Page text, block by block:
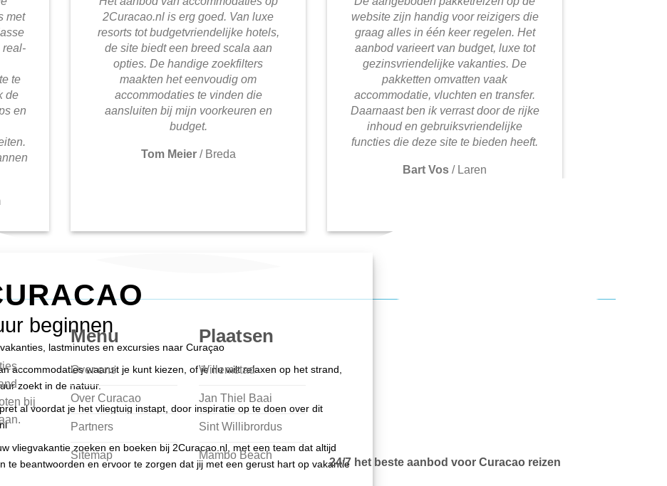
met
real-
te
de
en
2Curacao.nl is erg goed. Van luxe
resorts tot budgetvriendelijke hotels,
de site biedt een breed scala aan
opties. De handige zoekfilters
maakten het eenvoudig om
accommodaties te vinden die
aansluiten bij mijn voorkeuren en
budget.
Tom Meier / Breda
website zijn handig voor reizigers die
graag alles in één keer regelen. Het
aanbod varieert van budget, luxe tot
gezinsvriendelijke vakanties. De
pakketten omvatten vaak
accommodatie, vluchten en transfer.
Daarnaast ben ik verrast door de rijke
inhoud en gebruiksvriendelijke
functies die deze site te bieden heeft.
Bart Vos / Laren
beginnen
lastminutes en excursies naar Curaçao
accommodaties waaruit je kunt kiezen, of je nu wilt relaxen op het strand,
zoekt in de natuur.
al voordat je het vliegtuig instapt, door inspiratie op te doen over dit
vliegvakantie zoeken en boeken bij 2Curacao.nl, met een team dat altijd
te beantwoorden en ervoor te zorgen dat jij met een gerust hart op vakantie
bij
Menu
Over ons
Over Curacao
Partners
Sitemap
Plaatsen
Willemstad
Jan Thiel Baai
Sint Willibrordus
Mambo Beach
24/7 het beste aanbod voor Curacao reizen